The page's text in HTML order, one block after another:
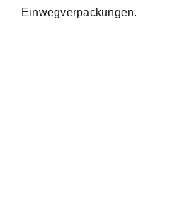
Einwegverpackungen.